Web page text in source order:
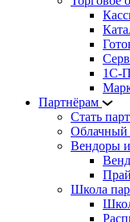
1С-
Партнёрам
Стать
Облачный
Вендоры
Школа